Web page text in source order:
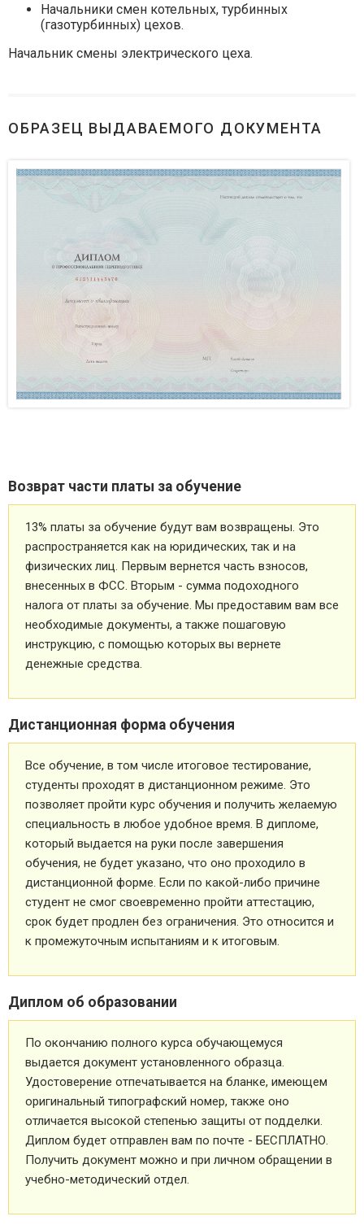
Начальники смен котельных, турбинных
(газотурбинных) цехов.
Начальник смены электрического цеха.
ОБРАЗЕЦ ВЫДАВАЕМОГО ДОКУМЕНТА
Возврат части платы за обучение
13% платы за обучение будут вам возвращены. Это
распространяется как на юридических, так и на
физических лиц. Первым вернется часть взносов,
внесенных в ФСС. Вторым - сумма подоходного
налога от платы за обучение. Мы предоставим вам все
необходимые документы, а также пошаговую
инструкцию, с помощью которых вы вернете
денежные средства.
Дистанционная форма обучения
Все обучение, в том числе итоговое тестирование,
студенты проходят в дистанционном режиме. Это
позволяет пройти курс обучения и получить желаемую
специальность в любое удобное время. В дипломе,
который выдается на руки после завершения
обучения, не будет указано, что оно проходило в
дистанционной форме. Если по какой-либо причине
студент не смог своевременно пройти аттестацию,
срок будет продлен без ограничения. Это относится и
к промежуточным испытаниям и к итоговым.
Диплом об образовании
По окончанию полного курса обучающемуся
выдается документ установленного образца.
Удостоверение отпечатывается на бланке, имеющем
оригинальный типографский номер, также оно
отличается высокой степенью защиты от подделки.
Диплом будет отправлен вам по почте - БЕСПЛАТНО.
Получить документ можно и при личном обращении в
учебно-методический отдел.